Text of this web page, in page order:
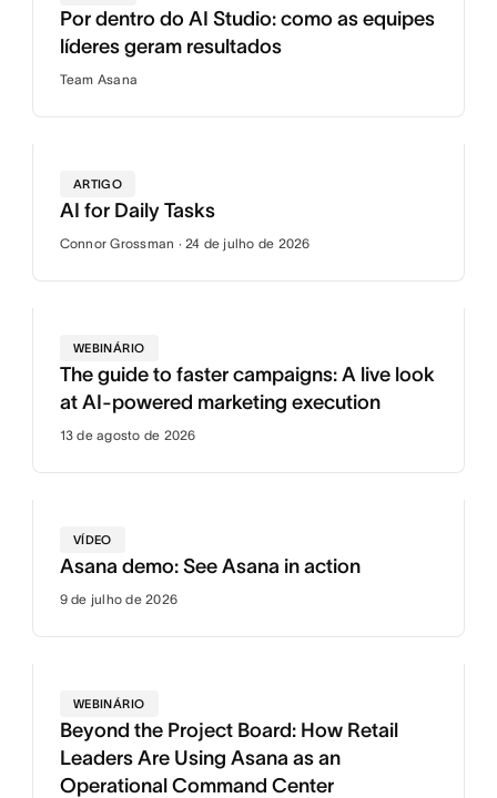
Por dentro do AI Studio: como as equipes
líderes geram resultados
Team Asana
ARTIGO
AI for Daily Tasks
Connor Grossman · 24 de julho de 2026
WEBINÁRIO
The guide to faster campaigns: A live look
at AI-powered marketing execution
13 de agosto de 2026
VÍDEO
Asana demo: See Asana in action
9 de julho de 2026
WEBINÁRIO
Beyond the Project Board: How Retail
Leaders Are Using Asana as an
Operational Command Center